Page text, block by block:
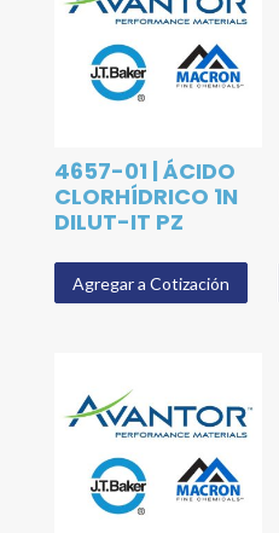
4657-01 | ÁCIDO
CLORHÍDRICO 1N
DILUT-IT PZ
Agregar a Cotización